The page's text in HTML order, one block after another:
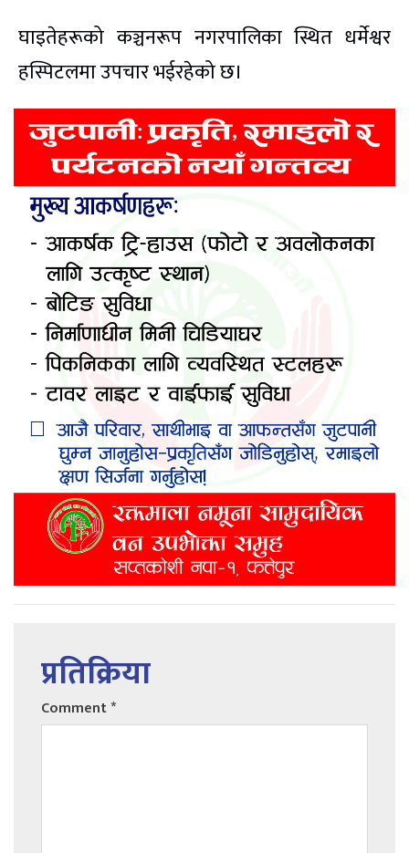
घाइतेहरूको कञ्चनरूप नगरपालिका स्थित धर्मेश्वर
हस्पिटलमा उपचार भईरहेको छ।
प्रतिक्रिया
Comment*